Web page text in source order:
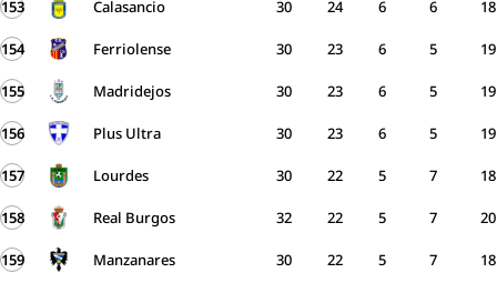
153 Calasancio 30 6 6 18
24
154 Ferriolense 30 6 5 19
23
155 Madridejos 30 6 5 19
23
156 Plus Ultra 30 6 5 19
23
157 Lourdes 30 5 7 18
22
158 Real Burgos 32 5 7 20
22
159 Manzanares 30 5 7 18
22